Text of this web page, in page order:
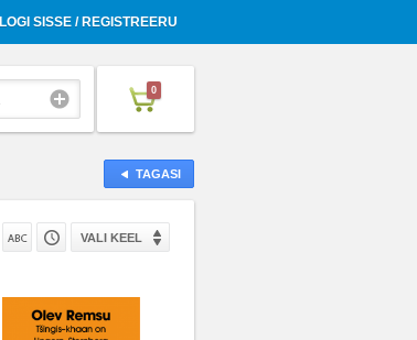
LOGI SISSE / REGISTREERU
0
TAGASI
VALI KEEL